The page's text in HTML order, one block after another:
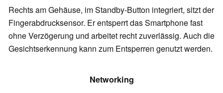
Rechts am Gehäuse, im Standby-Button integriert, sitzt der
Fingerabdrucksensor. Er entsperrt das Smartphone fast
ohne Verzögerung und arbeitet recht zuverlässig. Auch die
Gesichtserkennung kann zum Entsperren genutzt werden.
Networking